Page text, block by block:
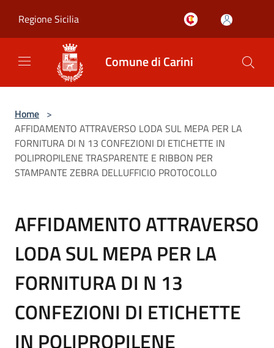
Regione Sicilia
Comune di Carini
Home >
AFFIDAMENTO ATTRAVERSO LODA SUL MEPA PER LA
FORNITURA DI N 13 CONFEZIONI DI ETICHETTE IN
POLIPROPILENE TRASPARENTE E RIBBON PER
STAMPANTE ZEBRA DELLUFFICIO PROTOCOLLO
AFFIDAMENTO ATTRAVERSO
LODA SUL MEPA PER LA
FORNITURA DI N 13
CONFEZIONI DI ETICHETTE
IN POLIPROPILENE